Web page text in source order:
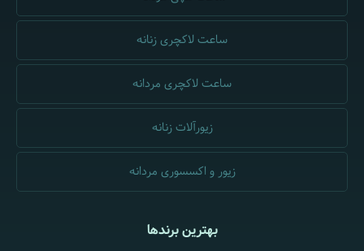
ساعت لاکچری زنانه
ساعت لاکچری مردانه
زیورآلات زنانه
زیور و اکسسوری مردانه
بهترین برندها